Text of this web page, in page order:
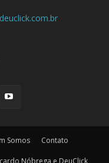
Somos Contato